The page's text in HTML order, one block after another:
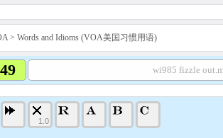
> Words and Idioms (VOA美国习惯用语)
wi985 fizzle
1.0